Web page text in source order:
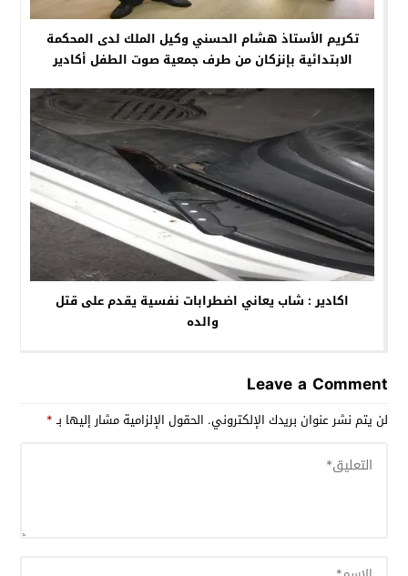
تكريم الأستاذ هشام الحسني وكيل الملك لدى المحكمة
الابتدائية بإنزكان من طرف جمعية صوت الطفل أكادير
اكادير : شاب يعاني اضطرابات نفسية يقدم على قتل
والده
Leave a Comment
لن يتم نشر عنوان بريدك الإلكتروني. الحقول الإلزامية مشار إليها بـ*